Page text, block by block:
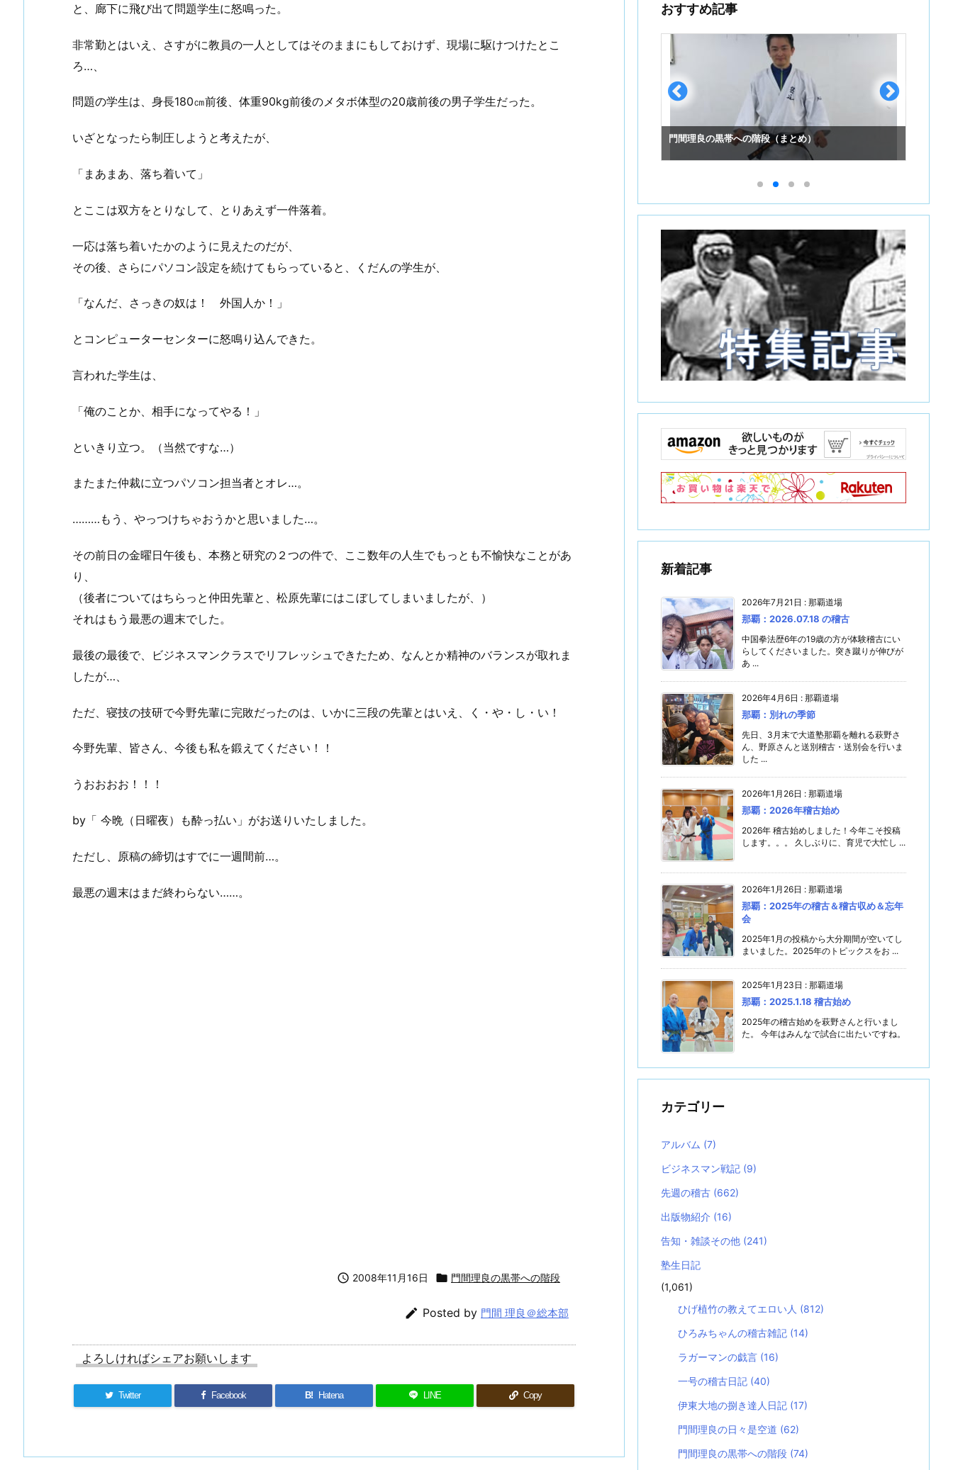
と、廊下に飛び出て問題学生に怒鳴った。
非常勤とはいえ、さすがに教員の一人としてはそのままにもしておけず、現場に駆けつけたとこ
ろ…、
問題の学生は、身長180㎝前後、体重90kg前後のメタボ体型の20歳前後の男子学生だった。
いざとなったら制圧しようと考えたが、
「まあまあ、落ち着いて」
とここは双方をとりなして、とりあえず一件落着。
一応は落ち着いたかのように見えたのだが、
その後、さらにパソコン設定を続けてもらっていると、くだんの学生が、
「なんだ、さっきの奴は！ 外国人か！」
とコンピューターセンターに怒鳴り込んできた。
言われた学生は、
「俺のことか、相手になってやる！」
といきり立つ。（当然ですな…）
またまた仲裁に立つパソコン担当者とオレ…。
………もう、やっつけちゃおうかと思いました…。
その前日の金曜日午後も、本務と研究の２つの件で、ここ数年の人生でもっとも不愉快なことがあ
り、
（後者についてはちらっと仲田先輩と、松原先輩にはこぼしてしまいましたが、）
それはもう最悪の週末でした。
最後の最後で、ビジネスマンクラスでリフレッシュできたため、なんとか精神のバランスが取れま
したが…、
ただ、寝技の技研で今野先輩に完敗だったのは、いかに三段の先輩とはいえ、く・や・し・い！
今野先輩、皆さん、今後も私を鍛えてください！！
うおおおお！！！
by「 今晩（日曜夜）も酔っ払い」がお送りいたしました。
ただし、原稿の締切はすでに一週間前…。
最悪の週末はまだ終わらない……。
 2008年11月16日  門間理良の黒帯への階段
 Posted by 門間 理良＠総本部
よろしければシェアお願いします
Twitter Facebook B! Hatena LINE Copy
おすすめ記事
入れ （①初めての投稿） 谷川先輩昇段おめでとうございます！ 門間理良の黒帯への階段（まとめ）
新着記事
2026年7月21日 : 那覇道場
那覇：2026.07.18 の稽古
中国拳法歴6年の19歳の方が体験稽古にい
らしてくださいました。突き蹴りが伸びが
あ ...
2026年4月6日 : 那覇道場
那覇：別れの季節
先日、3月末で大道塾那覇を離れる萩野さ
ん、野原さんと送別稽古・送別会を行いま
した ...
2026年1月26日 : 那覇道場
那覇：2026年稽古始め
2026年 稽古始めしました！今年こそ投稿
します。。。 久しぶりに、育児で大忙し ...
2026年1月26日 : 那覇道場
那覇：2025年の稽古＆稽古収め＆忘年
会
2025年1月の投稿から大分期間が空いてし
まいました。2025年のトピックスをお ...
2025年1月23日 : 那覇道場
那覇：2025.1.18 稽古始め
2025年の稽古始めを萩野さんと行いまし
た。 今年はみんなで試合に出たいですね。
カテゴリー
アルバム (7)
ビジネスマン戦記 (9)
先週の稽古 (662)
出版物紹介 (16)
告知・雑談その他 (241)
塾生日記
(1,061)
ひげ植竹の教えてエロい人 (812)
ひろみちゃんの稽古雑記 (14)
ラガーマンの戯言 (16)
一号の稽古日記 (40)
伊東大地の捌き達人日記 (17)
門間理良の日々是空道 (62)
門間理良の黒帯への階段 (74)